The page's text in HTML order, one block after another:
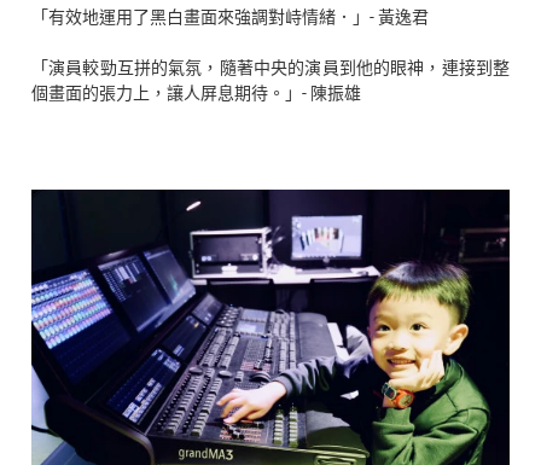
「有效地運用了黑白畫面來強調對峙情緒．」- 黃逸君
「演員較勁互拼的氣氛，隨著中央的演員到他的眼神，連接到整
個畫面的張力上，讓人屏息期待。」- 陳振雄